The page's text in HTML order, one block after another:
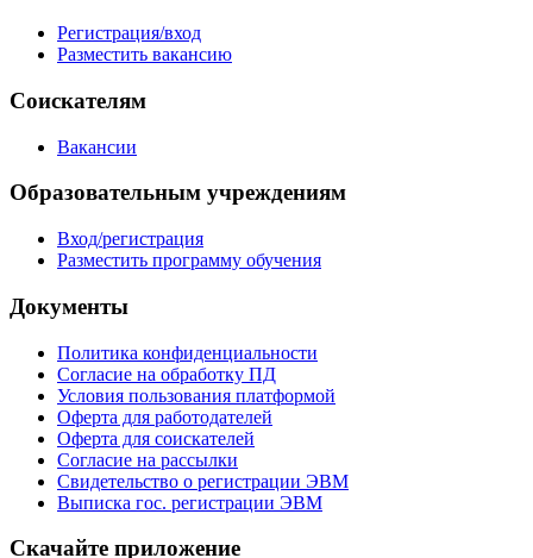
Регистрация/вход
Разместить вакансию
Соискателям
Вакансии
Образовательным учреждениям
Вход/регистрация
Разместить программу обучения
Документы
Политика конфиденциальности
Согласие на обработку ПД
Условия пользования платформой
Оферта для работодателей
Оферта для соискателей
Согласие на рассылки
Свидетельство о регистрации ЭВМ
Выписка гос. регистрации ЭВМ
Скачайте приложение